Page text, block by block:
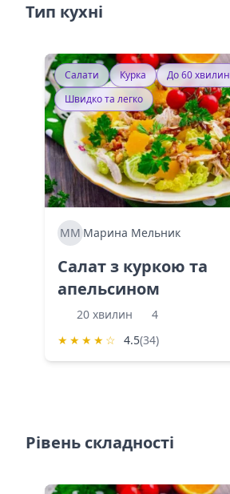
Тип кухні
Салати Курка
До 60 хвилин
Швидко та легко
ММ Марина Мельник
Салат з куркою та
апельсином
20 хвилин
4
★ ★ ★ ★ ☆ 4.5(34)
Рівень складності